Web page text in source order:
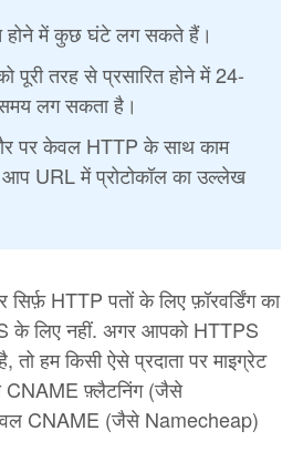
होने में कुछ घंटे लग सकते हैं।
पूरी तरह से प्रसारित होने में 24-
लग सकता है।
पर केवल HTTP के साथ काम
आप URL में प्रोटोकॉल का उल्लेख
सिर्फ़ HTTP पतों के लिए फ़ॉरवर्डिंग का
के लिए नहीं. अगर आपको HTTPS
हम किसी ऐसे प्रदाता पर माइग्रेट
CNAME फ़्लैटनिंग (जैसे
CNAME (जैसे Namecheap)